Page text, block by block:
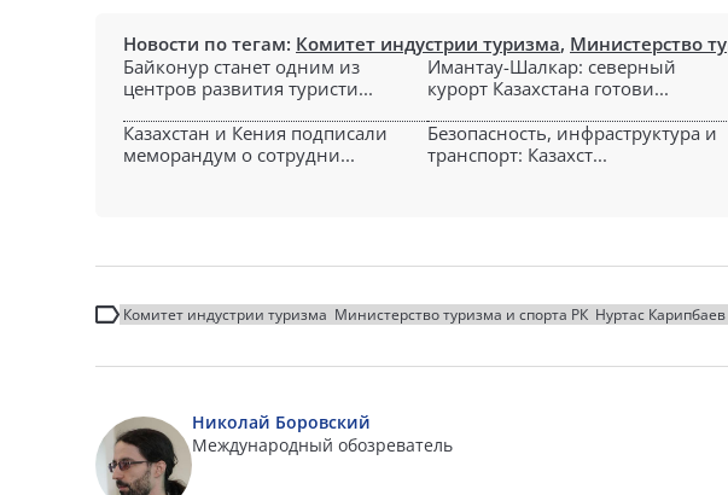
Новости по тегам: Комитет индустрии туризма, Министерство
Байконур станет одним из
центров развития туристи...
Имантау-Шалкар: северный
курорт Казахстана готови...
Казахстан и Кения подписали
меморандум о сотрудни...
Безопасность, инфраструктура и
транспорт: Казахст...
Комитет индустрии туризма Министерство туризма и спорта РК Нуртас Карипбаев
Николай Боровский
Международный обозреватель